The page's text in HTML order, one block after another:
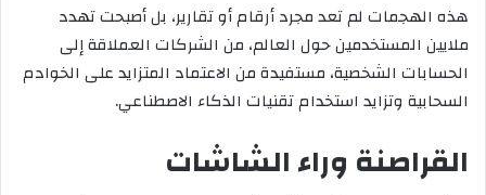
هذه الهجمات لم تعد مجرد أرقام أو تقارير، بل أصبحت تهدد
ملايين المستخدمين حول العالم، من الشركات العملاقة إلى
الحسابات الشخصية، مستفيدة من الاعتماد المتزايد على الخوادم
السحابية وتزايد استخدام تقنيات الذكاء الاصطناعي.
القراصنة وراء الشاشات